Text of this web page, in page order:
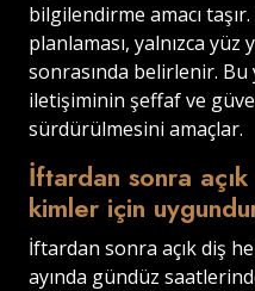
bilgilendirme amacı
planlaması, yalnızca yüz
sonrasında belirlenir. Bu
iletişiminin şeffaf ve
sürdürülmesini amaçlar.
İftardan sonra
kimler için
İftardan sonra açık diş
ayında gündüz